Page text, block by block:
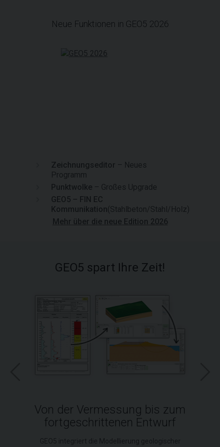
Neue Funktionen in GEO5 2026
Zeichnungseditor – Neues
Programm
Punktwolke – Großes Upgrade
GEO5 – FIN EC
Kommunikation(Stahlbeton/Stahl/Holz)
Mehr über die neue Edition 2026
GEO5 spart Ihre Zeit!
Von der Vermessung bis zum
fortgeschrittenen Entwurf
GEO5 integriert die Modellierung geologischer